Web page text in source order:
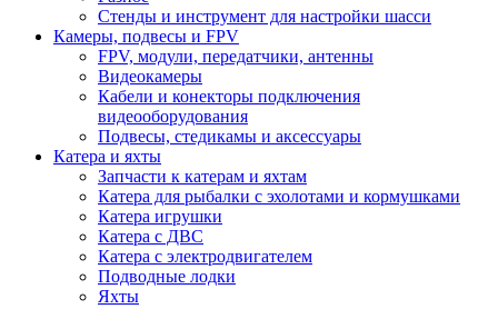
Стенды и инструмент для настройки шасси
Камеры, подвесы и FPV
FPV, модули, передатчики, антенны
Видеокамеры
Кабели и конекторы подключения
видеооборудования
Подвесы, стедикамы и аксессуары
Катера и яхты
Запчасти к катерам и яхтам
Катера для рыбалки с эхолотами и кормушками
Катера игрушки
Катера с ДВС
Катера с электродвигателем
Подводные лодки
Яхты